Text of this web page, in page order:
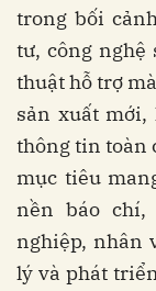
trong bối
tư, công nghệ
thuật hỗ trợ
sản xuất
thông tin toàn
mục tiêu
nền báo chí,
nghiệp, nhân
lý và phát